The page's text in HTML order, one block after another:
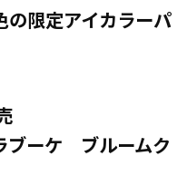
の限定アイカラーパ
ブーケ ブルームク